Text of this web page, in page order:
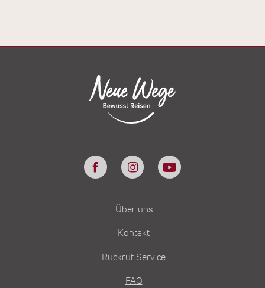
Über uns
Kontakt
Rückruf Service
FAQ